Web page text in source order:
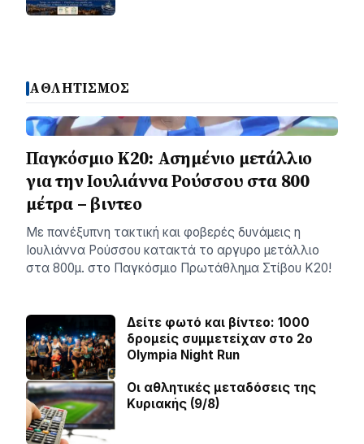
ΑΘΛΗΤΙΣΜΟΣ
Παγκόσμιο Κ20: Ασημένιο μετάλλιο
για την Ιουλιάννα Ρούσσου στα 800
μέτρα – βιντεο
Με πανέξυπνη τακτική και φοβερές δυνάμεις η
Ιουλιάννα Ρούσσου κατακτά το αργυρο μετάλλιο
στα 800μ. στο Παγκόσμιο Πρωτάθλημα Στίβου Κ20!
Δείτε φωτό και βίντεο: 1000
δρομείς συμμετείχαν στο 2ο
Olympia Night Run
Οι αθλητικές μεταδόσεις της
Κυριακής (9/8)